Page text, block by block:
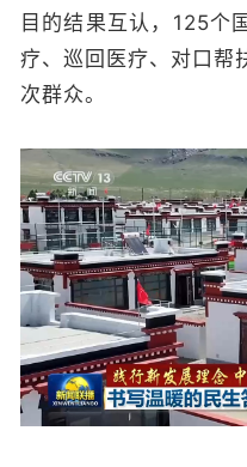
目的结果互认，125个
疗、巡回医疗、对口帮
次群众。